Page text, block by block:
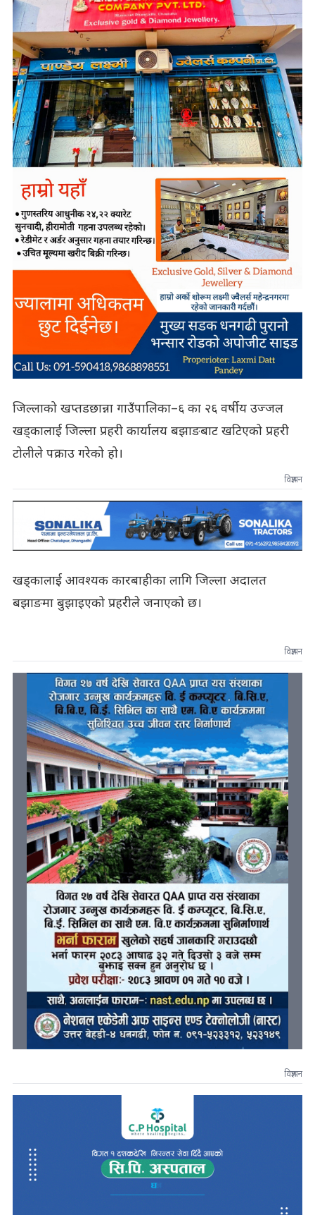
जिल्लाको खप्तडछान्ना गाउँपालिका–६ का २६ वर्षीय उज्जल
खड्कालाई जिल्ला प्रहरी कार्यालय बझाङबाट खटिएको प्रहरी
टोलीले पक्राउ गरेको हो।
विज्ञापन
खड्कालाई आवश्यक कारबाहीका लागि जिल्ला अदालत
बझाङमा बुझाइएको प्रहरीले जनाएको छ।
विज्ञापन
विज्ञापन